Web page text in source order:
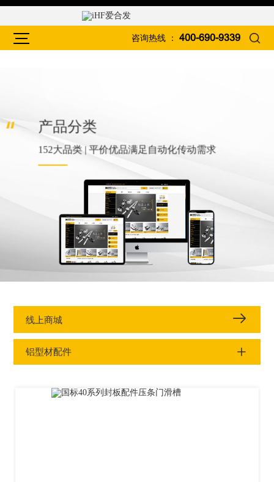
咨询热线 ： 400-690-9339
产品分类
152大品类 | 平价优品满足自动化传动需求
线上商城
铝型材配件